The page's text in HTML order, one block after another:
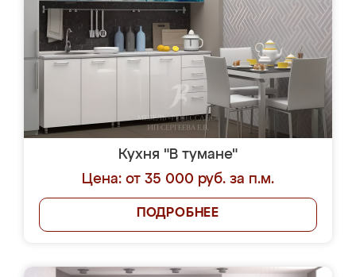
Кухня "В тумане"
Цена: от 35 000 руб. за п.м.
ПОДРОБНЕЕ